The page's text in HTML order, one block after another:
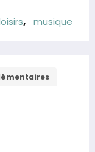
, musique